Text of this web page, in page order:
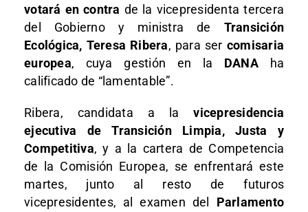
votará en contra de la vicepresidenta tercera
del Gobierno y ministra de Transición
Ecológica, Teresa Ribera, para ser comisaria
europea, cuya gestión en la DANAha
calificado de “lamentable”.
Ribera, candidata a lavicepresidencia
ejecutiva de Transición Limpia, Justa y
Competitiva, y a la cartera de Competencia
de la Comisión Europea, se enfrentará este
martes, junto al resto de futuros
vicepresidentes, al examen del Parlamento